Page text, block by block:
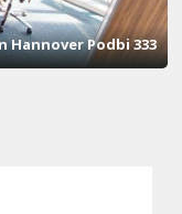
Hannover Podbi 333